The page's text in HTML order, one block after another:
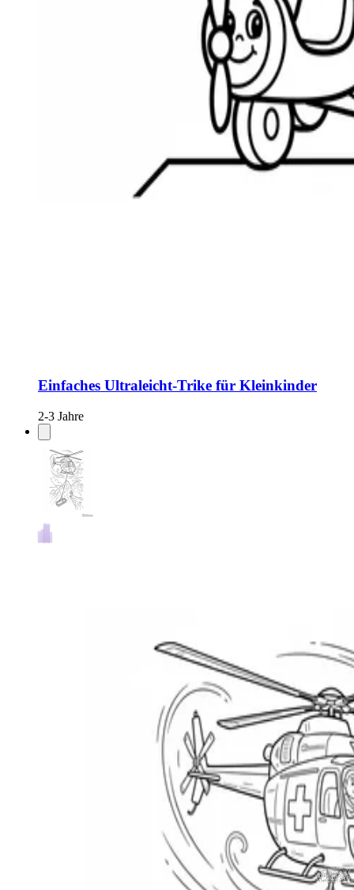
Einfaches Ultraleicht-Trike für Kleinkinder
2-3 Jahre